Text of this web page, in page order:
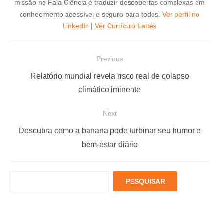
missão no Fala Ciência é traduzir descobertas complexas em
conhecimento acessível e seguro para todos. Ver perfil no
LinkedIn | Ver Currículo Lattes
Previous
Relatório mundial revela risco real de colapso
climático iminente
Next
NDescubra como a banana pode turbinar seu humor e
bem-estar diário
PESQUISAR